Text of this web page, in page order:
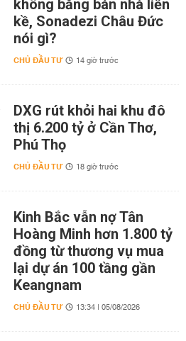
không bằng bán nhà liền
kề, Sonadezi Châu Đức
nói gì?
CHỦ ĐẦU TƯ 14 giờ trước
DXG rút khỏi hai khu đô
thị 6.200 tỷ ở Cần Thơ,
Phú Thọ
CHỦ ĐẦU TƯ 18 giờ trước
Kinh Bắc vẫn nợ Tân
Hoàng Minh hơn 1.800 tỷ
đồng từ thương vụ mua
lại dự án 100 tầng gần
Keangnam
CHỦ ĐẦU TƯ 13:34 | 05/08/2026